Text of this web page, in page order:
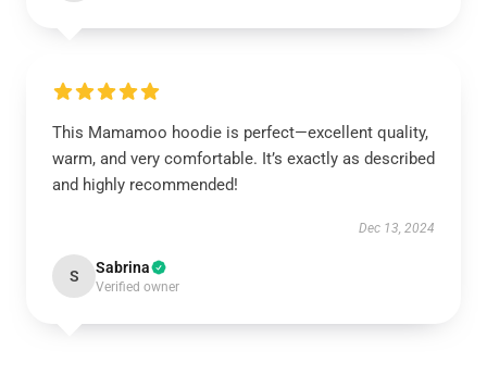
This Mamamoo hoodie is perfect—excellent quality,
warm, and very comfortable. It’s exactly as described
and highly recommended!
Dec 13, 2024
S Sabrina
Verified owner